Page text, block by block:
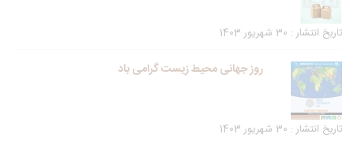
تاریخ انتشار : 30 شهریور 1403
روز جهانی محیط زیست گرامی باد
تاریخ انتشار : 30 شهریور 1403